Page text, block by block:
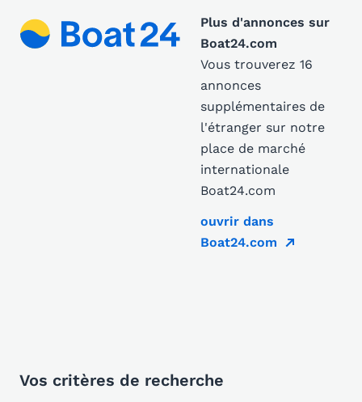
Plus d'annonces sur
Boat24.com
Vous trouverez 16
annonces
supplémentaires de
l'étranger sur notre
place de marché
internationale
Boat24.com
ouvrir dans
Boat24.com
Vos critères de recherche